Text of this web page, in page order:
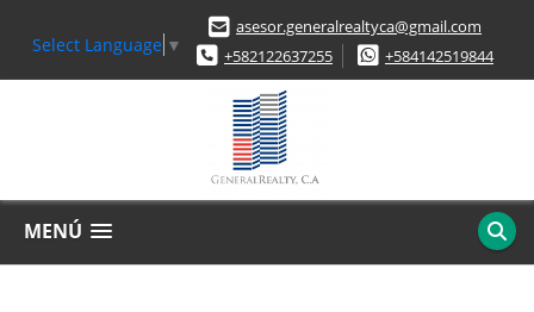
Select Language ▼
asesor.generalrealtyca@gmail.com
+582122637255
+584142519844
MENÚ